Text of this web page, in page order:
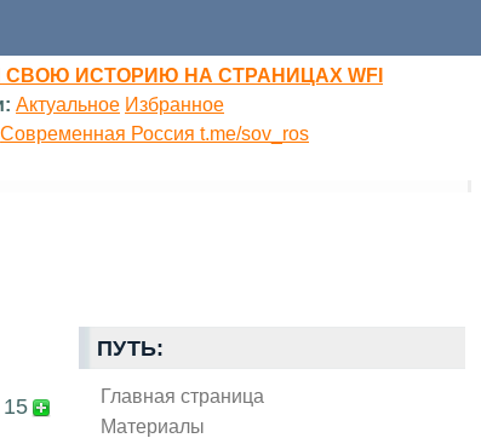
СВОЮ ИСТОРИЮ НА СТРАНИЦАХ WFI
Актуальное Избранное
Современная Россия t.me/sov_ros
ПУТЬ:
Главная страница
Материалы
15